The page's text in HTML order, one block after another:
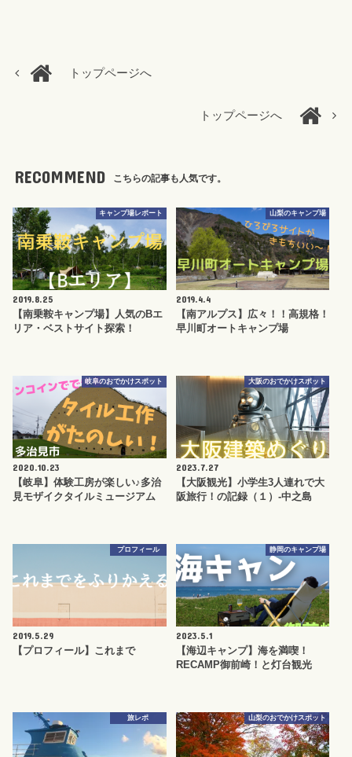
トップページへ
トップページへ
RECOMMEND こちらの記事も人気です。
キャンプ場レポート
2019.8.25
【南乗鞍キャンプ場】人気のBエ
リア・ベストサイト探索！
山梨のキャンプ場
2019.4.4
【南アルプス】広々！！高規格！
早川町オートキャンプ場
岐阜のおでかけスポット
2020.10.23
【岐阜】体験工房が楽しい♪多治
見モザイクタイルミュージアム
大阪のおでかけスポット
2023.7.27
【大阪観光】小学生3人連れで大
阪旅行！の記録（１）-中之島
プロフィール
2019.5.29
【プロフィール】これまで
静岡のキャンプ場
2023.5.1
【海辺キャンプ】海を満喫！
RECAMP御前崎！と灯台観光
旅レポ 山梨のおでかけスポット